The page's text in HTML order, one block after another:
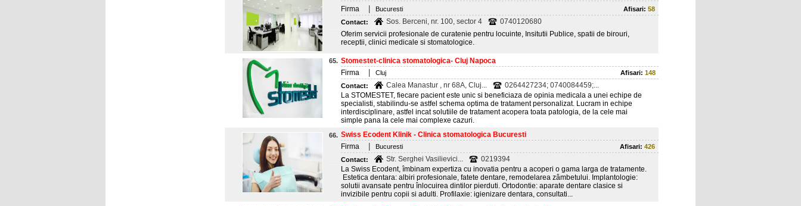
Firma
Bucuresti Afisari: 58
Contact:
Sos. Berceni, nr. 100, sector 4
0740120680
Oferim servicii profesionale de curatenie pentru locuinte, Insitutii Publice, spatii de birouri,
receptii, clinici medicale si stomatologice.
65. Stomestet-clinica stomatologica- Cluj Napoca
Firma
Cluj Afisari: 148
Contact:
Calea Manastur , nr 68A, Cluj...
0264427234; 0740084459;...
La STOMESTET, fiecare pacient este unic si beneficiaza de opinia medicala a unei echipe de
specialisti, stabilindu-se astfel schema optima de tratament personalizat. Lucram in echipe
interdisciplinare, astfel incat solutiile de tratament acopera toata patologia, de la cele mai
simple pana la cele mai complexe cazuri.
66. Swiss Ecodent Klinik - Clinica stomatologica Bucuresti
Firma
Bucuresti Afisari: 426
Contact:
Str. Serghei Vasilievici...
0219394
La Swiss Ecodent, îmbinam expertiza cu inovatia pentru a acoperi o gama larga de tratamente.
Estetica dentara: albiri profesionale, fatete dentare, remodelarea zâmbetului. Implantologie:
solutii avansate pentru înlocuirea dintilor pierduti. Ortodontie: aparate dentare clasice si
invizibile pentru copii si adulti. Profilaxie: igienizare dentara, consultati...